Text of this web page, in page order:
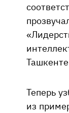
Теперь
из